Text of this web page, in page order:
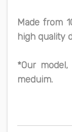
Made from
high quality
*Our
meduim.